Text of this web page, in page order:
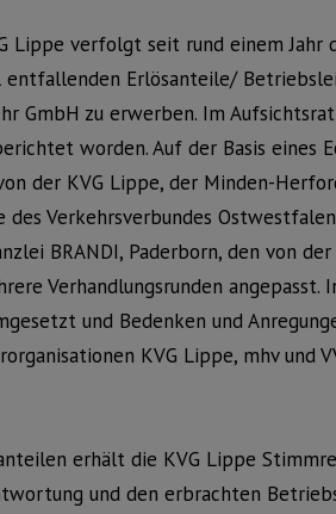
Lippe verfolgt seit rund einem Jahr
entfallenden Erlösanteile/
GmbH zu erwerben. Im
worden. Auf der Basis eines
der KVG Lippe, der Minden-
Verkehrsverbundes
BRANDI, Paderborn, den von der
Verhandlungsrunden angepasst.
und Bedenken und
KVG Lippe, mhv und
erhält die KVG Lippe
und den erbrachten